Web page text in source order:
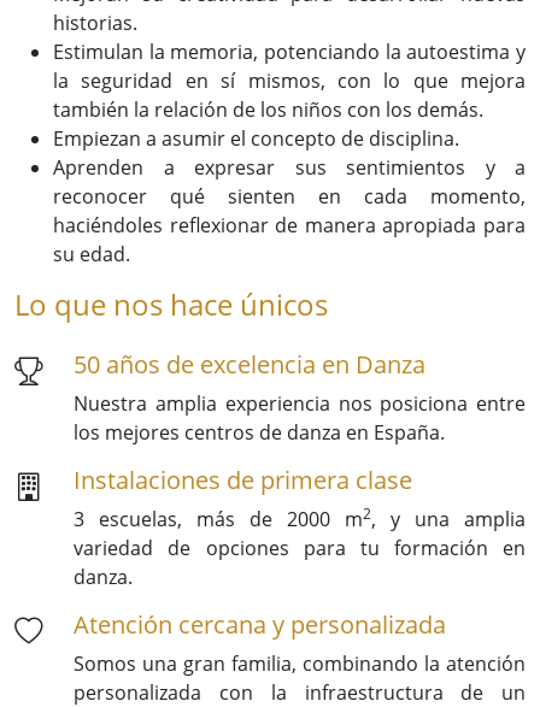
historias.
Estimulan la memoria, potenciando la autoestima y
la seguridad en sí mismos, con lo que mejora
también la relación de los niños con los demás.
Empiezan a asumir el concepto de disciplina.
Aprenden a expresar sus sentimientos y a
reconocer qué sienten en cada momento,
haciéndoles reflexionar de manera apropiada para
su edad.
Lo que nos hace únicos
50 años de excelencia en Danza
Nuestra amplia experiencia nos posiciona entre
los mejores centros de danza en España.
Instalaciones de primera clase
3 escuelas, más de 2000 m2, y una amplia
variedad de opciones para tu formación en
danza.
Atención cercana y personalizada
Somos una gran familia, combinando la atención
personalizada con la infraestructura de un